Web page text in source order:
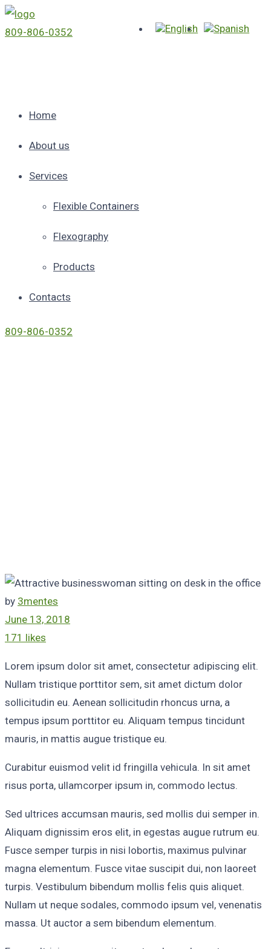
809-806-0352
Home
About us
Services
Flexible Containers
Flexography
Products
Contacts
809-806-0352
by 3mentes
June 13, 2018
171 likes
Lorem ipsum dolor sit amet, consectetur adipiscing elit.
Nullam tristique porttitor sem, sit amet dictum dolor
sollicitudin eu. Aenean sollicitudin rhoncus urna, a
tempus ipsum porttitor eu. Aliquam tempus tincidunt
mauris, in mattis augue tristique eu.
Curabitur euismod velit id fringilla vehicula. In sit amet
risus porta, ullamcorper ipsum in, commodo lectus.
Sed ultrices accumsan mauris, sed mollis dui semper in.
Aliquam dignissim eros elit, in egestas augue rutrum eu.
Fusce semper turpis in nisi lobortis, maximus pulvinar
magna elementum. Fusce vitae suscipit dui, non laoreet
turpis. Vestibulum bibendum mollis felis quis aliquet.
Nullam ut neque sodales, commodo ipsum vel, venenatis
massa. Ut auctor a sem bibendum elementum.